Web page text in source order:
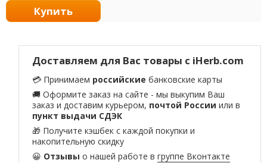
Купить
Доставляем для Вас товары с iHerb.com
💳 Принимаем российские банковские карты
🚚 Оформите заказ на сайте - мы выкупим Ваш
заказ и доставим курьером, почтой России или в
пункт выдачи СДЭК
🎁 Получите кэшбек с каждой покупки и
накопительную скидку
😀 Отзывы о нашей работе вгруппе Вконтакте